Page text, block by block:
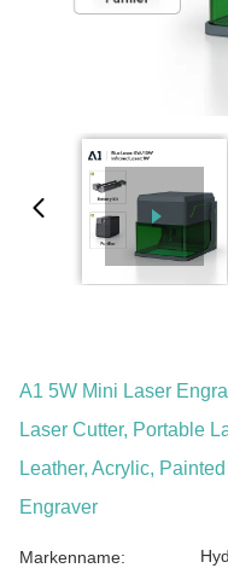
A1 5W Mini Laser
Laser Cutter, Portable
Leather, Acrylic,
Engraver
Markenname: